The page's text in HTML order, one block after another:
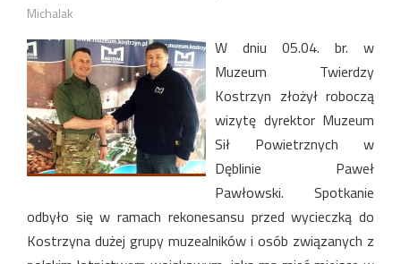
Michalak
W dniu 05.04. br. w
Muzeum Twierdzy
Kostrzyn złożył roboczą
wizytę dyrektor Muzeum
Sił Powietrznych w
Dęblinie Paweł
Pawłowski. Spotkanie
odbyło się w ramach rekonesansu przed wycieczką do
Kostrzyna dużej grupy muzealników i osób związanych z